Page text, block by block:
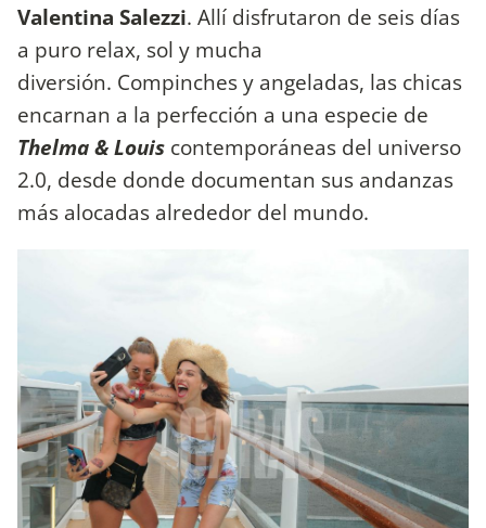
Valentina Salezzi. Allí disfrutaron de seis días
a puro relax, sol y mucha
diversión. Compinches y angeladas, las chicas
encarnan a la perfección a una especie de
Thelma & Louis contemporáneas del universo
2.0, desde donde documentan sus andanzas
más alocadas alrededor del mundo.